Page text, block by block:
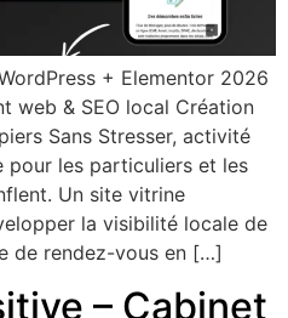
+ Elementor 2026
web & SEO local Création
Sans Stresser, activité
pour les particuliers et les
Un site vitrine
la visibilité locale de
de rendez-vous en […]
– Cabinet